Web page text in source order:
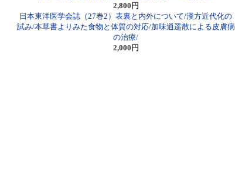
2,800円
日本東洋医学会誌（27巻2）表裏と内外について/漢方近代化の
試み/本草書よりみた食物と体質の対応/加味逍遥散による皮膚病
の治療/
2,000円